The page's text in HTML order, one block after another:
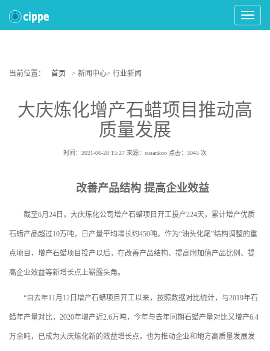
Toggle
当前位置： 首页 > 新闻中心> 行业新闻
大庆炼化增产石蜡项目推动高
质量发展
时间：2021-06-28 15:27 来源：susankoo 点击： 3045 次
改善产品结构 提高企业效益
截至6月24日，大庆炼化公司增产石蜡项目开工投产224天，累计增产优质
石蜡产品超过10万吨，日产量平均增长约450吨。作为“油头化尾”结构调整的重
点项目，增产石蜡项目投产以后，在改善产品结构、提高附加值产品比例、提
高企业效益等新增长点上崭露头角。
“自去年11月12日增产石蜡项目开工以来，按照数据对比统计，与2019年石
蜡年产量对比，2020年增产近2.6万吨，今年与去年同期石蜡产量对比又增产6.4
万余吨，已成为大庆炼化新的效益增长点，也为推动企业和地方高质量发展发